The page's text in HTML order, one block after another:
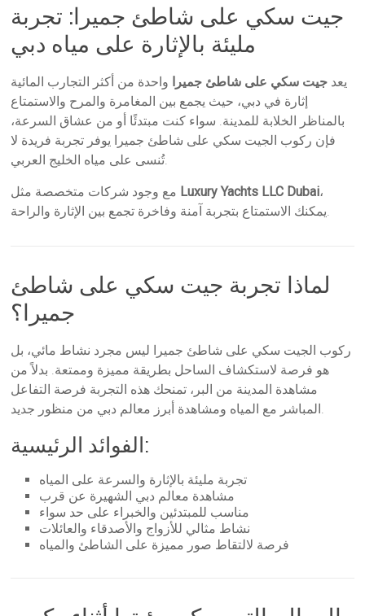
جيت سكي على شاطئ جميرا: تجربة
مليئة بالإثارة على مياه دبي
يعد جيت سكي على شاطئ جميرا واحدة من أكثر التجارب المائية
إثارة في دبي، حيث يجمع بين المغامرة والمرح والاستمتاع
بالمناظر الخلابة للمدينة. سواء كنت مبتدئًا أو من عشاق السرعة،
فإن ركوب الجيت سكي على شاطئ جميرا يوفر تجربة فريدة لا
تُنسى على مياه الخليج العربي.
Luxury Yachts LLC Dubai،
يمكنك الاستمتاع بتجربة آمنة وفاخرة تجمع بين الإثارة والراحة.
لماذا تجربة جيت سكي على شاطئ
جميرا؟
ركوب الجيت سكي على شاطئ جميرا ليس مجرد نشاط مائي، بل
هو فرصة لاستكشاف الساحل بطريقة مميزة وممتعة. بدلاً من
مشاهدة المدينة من البر، تمنحك هذه التجربة فرصة التفاعل
المباشر مع المياه ومشاهدة أبرز معالم دبي من منظور جديد.
الفوائد الرئيسية:
تجربة مليئة بالإثارة والسرعة على المياه
مشاهدة معالم دبي الشهيرة عن قرب
مناسب للمبتدئين والخبراء على حد سواء
نشاط مثالي للأزواج والأصدقاء والعائلات
فرصة لالتقاط صور مميزة على الشاطئ والمياه